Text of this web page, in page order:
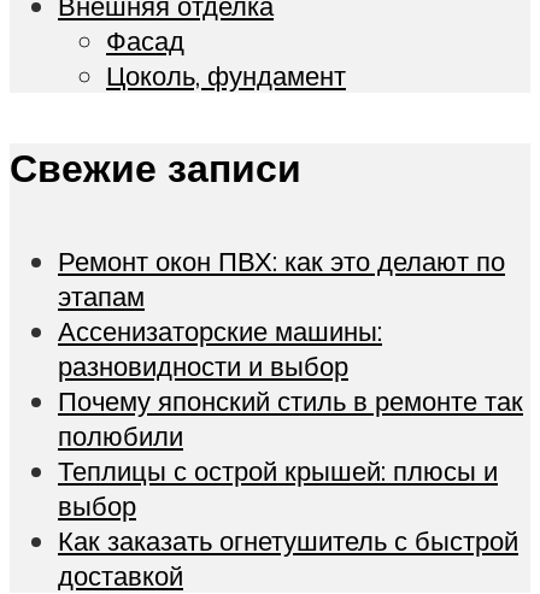
Фасад
Цоколь, фундамент
Свежие записи
Ремонт окон ПВХ: как это делают по
этапам
Ассенизаторские машины:
разновидности и выбор
Почему японский стиль в ремонте так
полюбили
Теплицы с острой крышей: плюсы и
выбор
Как заказать огнетушитель с быстрой
доставкой